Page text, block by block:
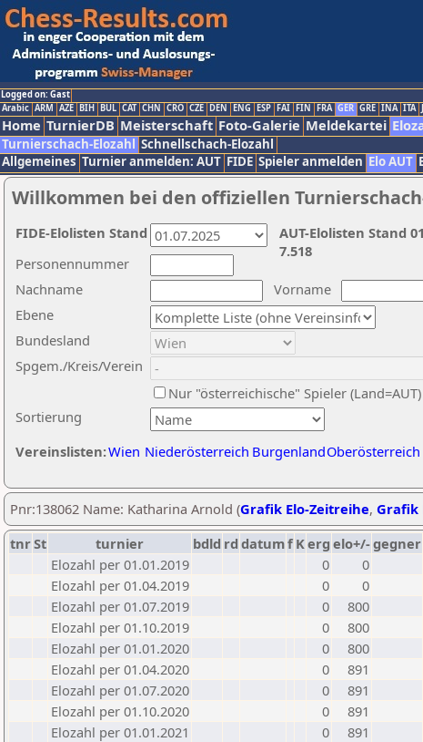
Logged on: Gast
Arabic ARM AZE BIH BUL CAT CHN CRO CZE DEN ENG ESP FAI FIN FRA GER GRE INA ITA
Home TurnierDB Meisterschaft Foto-Galerie Meldekartei
Turnierschach-Elozahl Schnellschach-Elozahl
Allgemeines Turnier anmelden: AUT FIDE Spieler anmelden Elo AUT
Willkommen bei den offiziellen
Nachname
Vorname
Ebene
Sortierung
Personennummer
Bundesland
Spgem./Kreis/Verein
Nur "österreichische" Spieler (Land=AUT)
Vereinslisten:Wien Niederösterreich BurgenlandOberösterreich
AUT-Elolisten Stand
7.518
FIDE-Elolisten Stand
Pnr:138062 Name: Katharina Arnold (Grafik Elo-Zeitreihe, Grafik
tnrSt turnier bdld rd datumf Kerg elo+/-gegner
Elozahl per 01.01.2019
0
0
Elozahl per 01.04.2019
0
0
Elozahl per 01.07.2019
0
800
Elozahl per 01.10.2019
0
800
Elozahl per 01.01.2020
0
800
Elozahl per 01.04.2020
0
891
Elozahl per 01.07.2020
0
891
Elozahl per 01.10.2020
0
891
Elozahl per 01.01.2021
0
891